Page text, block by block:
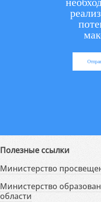
Полезные ссылки
Министерство
Министерство
области